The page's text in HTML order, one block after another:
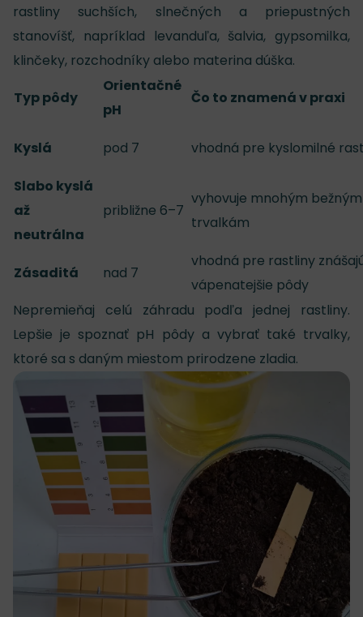
rastliny suchších, slnečných a priepustných
stanovíšť, napríklad levanduľa, šalvia, gypsomilka,
klinčeky, rozchodníky alebo materina dúška.
Typ pôdy
Orientačné
pH
Čo to znamená v praxi
Kyslá pod 7 vhodná pre kyslomilné
Slabo kyslá
až
neutrálna
približne 6–7
vyhovuje mnohým bežným
trvalkám
Zásaditá nad 7
vhodná pre rastliny
vápenatejšie pôdy
Nepremieňaj celú záhradu podľa jednej rastliny.
Lepšie je spoznať pH pôdy a vybrať také trvalky,
ktoré sa s daným miestom prirodzene zladia.